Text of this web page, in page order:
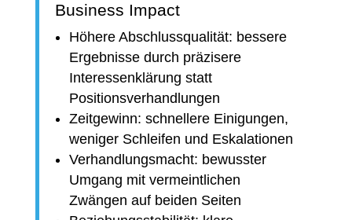
Business Impact
Höhere Abschlussqualität: bessere
Ergebnisse durch präzisere
Interessenklärung statt
Positionsverhandlungen
Zeitgewinn: schnellere Einigungen,
weniger Schleifen und Eskalationen
Verhandlungsmacht: bewusster
Umgang mit vermeintlichen
Zwängen auf beiden Seiten